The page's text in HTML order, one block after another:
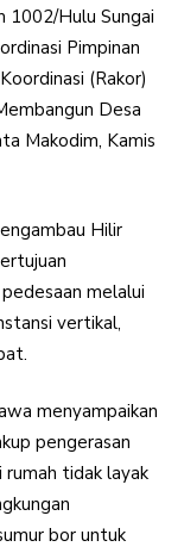
1002/Hulu Sungai
Pimpinan
(Rakor)
Desa
Makodim, Kamis
Hilir
melalui
vertikal,
menyampaikan
pengerasan
tidak layak
bor untuk